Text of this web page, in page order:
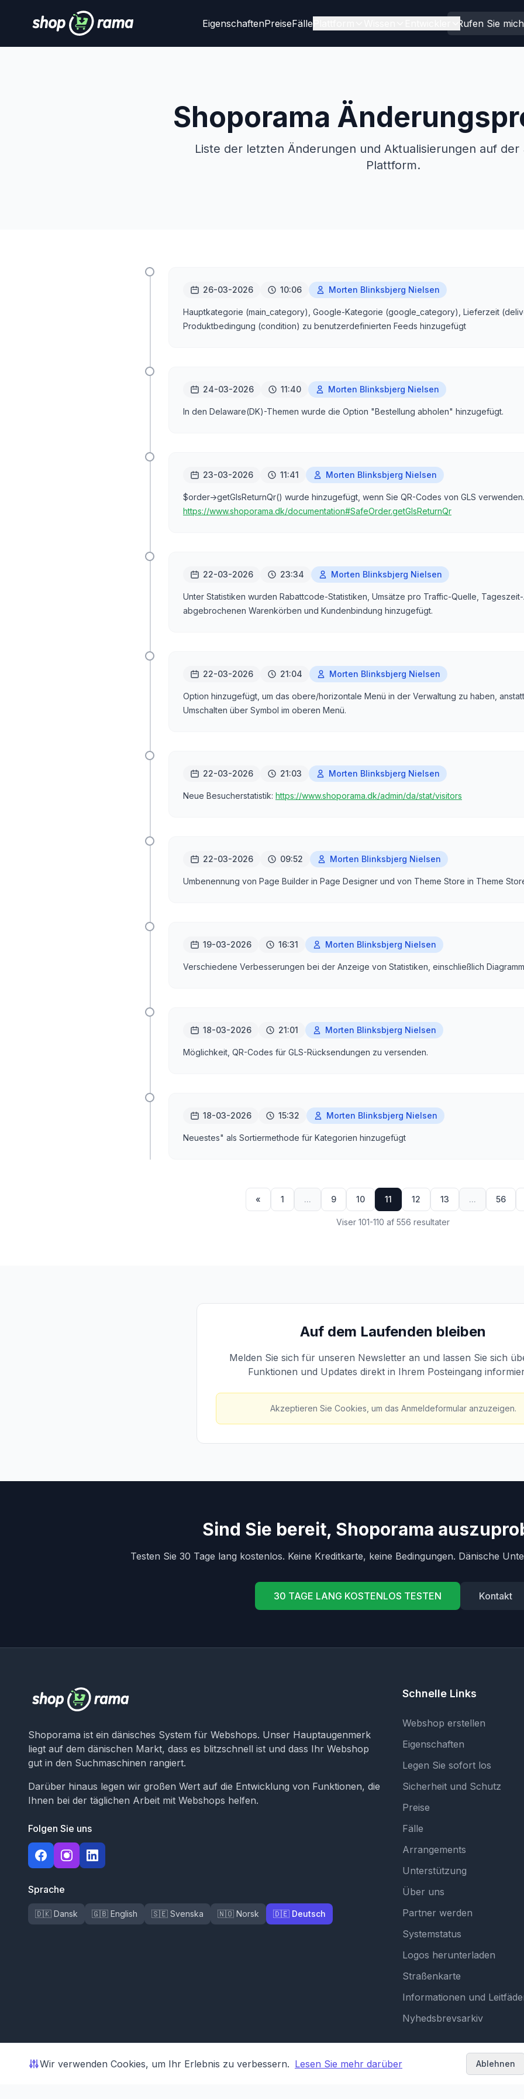
EigenschaftenPreiseFälle Rufen Sie
Shoporama
Liste der letzten Änderungen und Aktualisierungen auf der
Plattform.
26-03-2026 10:06 Morten Blinksbjerg Nielsen
Hauptkategorie (main_category), Google-Kategorie (google_category), Lieferzeit
Produktbedingung (condition) zu benutzerdefinierten Feeds hinzugefügt
24-03-2026 11:40 Morten Blinksbjerg Nielsen
In den Delaware(DK)-Themen wurde die Option "Bestellung abholen" hinzugefügt.
23-03-2026 11:41 Morten Blinksbjerg Nielsen
$order->getGlsReturnQr() wurde hinzugefügt, wenn Sie QR-Codes von GLS verwenden.
https://www.shoporama.dk/documentation#SafeOrder.getGlsReturnQr
22-03-2026 23:34 Morten Blinksbjerg Nielsen
Unter Statistiken wurden Rabattcode-Statistiken, Umsätze pro Traffic-Quelle,
abgebrochenen Warenkörben und Kundenbindung hinzugefügt.
22-03-2026 21:04 Morten Blinksbjerg Nielsen
Option hinzugefügt, um das obere/horizontale Menü in der Verwaltung zu haben,
Umschalten über Symbol im oberen Menü.
22-03-2026 21:03 Morten Blinksbjerg Nielsen
Neue Besucherstatistik: https://www.shoporama.dk/admin/da/stat/visitors
22-03-2026 09:52 Morten Blinksbjerg Nielsen
Umbenennung von Page Builder in Page Designer und von Theme Store in Theme
19-03-2026 16:31 Morten Blinksbjerg Nielsen
Verschiedene Verbesserungen bei der Anzeige von Statistiken, einschließlich
18-03-2026 21:01 Morten Blinksbjerg Nielsen
Möglichkeit, QR-Codes für GLS-Rücksendungen zu versenden.
18-03-2026 15:32 Morten Blinksbjerg Nielsen
Neuestes" als Sortiermethode für Kategorien hinzugefügt
« 1 ... 9 10 11 12 13 ... 56
Viser 101-110 af 556 resultater
Auf dem Laufenden bleiben
Melden Sie sich für unseren Newsletter an und lassen Sie sich
Funktionen und Updates direkt in Ihrem Posteingang
Akzeptieren Sie Cookies, um das Anmeldeformular anzuzeigen.
Sind Sie bereit, Shoporama
Testen Sie 30 Tage lang kostenlos. Keine Kreditkarte, keine Bedingungen. Dänische
30 TAGE LANG KOSTENLOS TESTEN Kontakt
Shoporama ist ein dänisches System für Webshops. Unser Hauptaugenmerk
liegt auf dem dänischen Markt, dass es blitzschnell ist und dass Ihr Webshop
gut in den Suchmaschinen rangiert.
Darüber hinaus legen wir großen Wert auf die Entwicklung von Funktionen, die
Ihnen bei der täglichen Arbeit mit Webshops helfen.
Folgen Sie uns
Sprache
🇩🇰 Dansk 🇬🇧 English 🇸🇪 Svenska 🇳🇴 Norsk 🇩🇪 Deutsch
Schnelle Links
Webshop erstellen
Eigenschaften
Legen Sie sofort los
Sicherheit und Schutz
Preise
Fälle
Arrangements
Unterstützung
Über uns
Partner werden
Systemstatus
Logos herunterladen
Straßenkarte
Informationen und
Nyhedsbrevsarkiv
Wir verwenden Cookies, um Ihr Erlebnis zu verbessern. Lesen Sie mehr darüber Ablehnen